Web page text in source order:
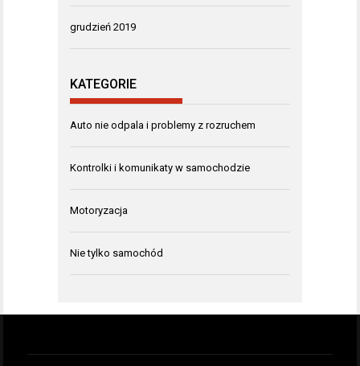
grudzień 2019
KATEGORIE
Auto nie odpala i problemy z rozruchem
Kontrolki i komunikaty w samochodzie
Motoryzacja
Nie tylko samochód